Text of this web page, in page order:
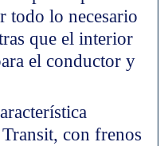
todo lo necesario
que el interior
el conductor y
con frenos